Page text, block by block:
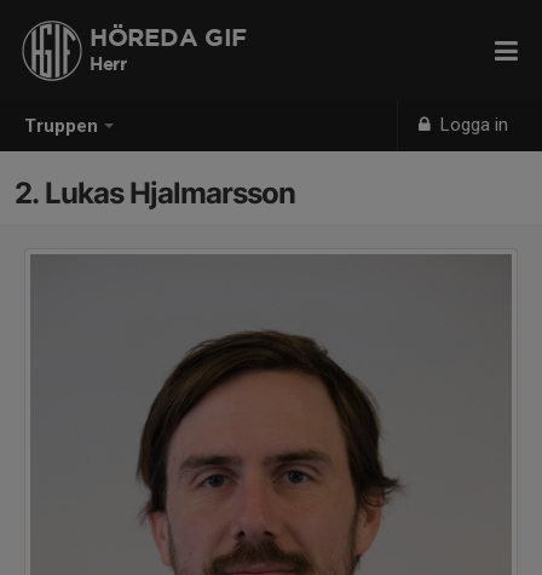
Truppen Logga in
HÖREDA GIF
Herr
2. Lukas Hjalmarsson